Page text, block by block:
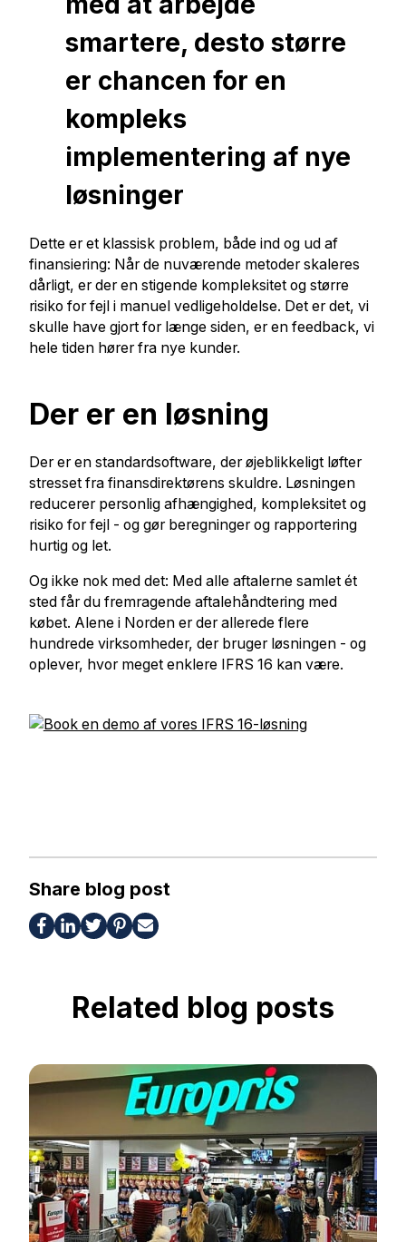
smartere, desto større
er chancen for en
kompleks
implementering af nye
løsninger
Dette er et klassisk problem, både ind og ud af
finansiering: Når de nuværende metoder skaleres
dårligt, er der en stigende kompleksitet og større
risiko for fejl i manuel vedligeholdelse. Det er det, vi
skulle have gjort for længe siden, er en feedback, vi
hele tiden hører fra nye kunder.
Der er en løsning
Der er en standardsoftware, der øjeblikkeligt løfter
stresset fra finansdirektørens skuldre. Løsningen
reducerer personlig afhængighed, kompleksitet og
risiko for fejl - og gør beregninger og rapportering
hurtig og let.
Og ikke nok med det: Med alle aftalerne samlet ét
sted får du fremragende aftalehåndtering med
købet. Alene i Norden er der allerede flere
hundrede virksomheder, der bruger løsningen - og
oplever, hvor meget enklere IFRS 16 kan være.
Share blog post
Related blog posts